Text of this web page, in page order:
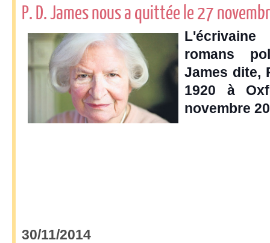
P. D. James nous a quittée le 27
romans
James dite,
1920 à
novembre
30/11/2014